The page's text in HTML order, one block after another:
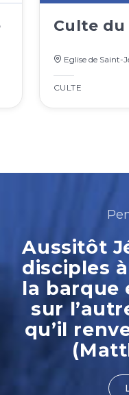
Culte du
Eglise de Saint-
CULTE
Aussitôt
disciples
la barque
sur
qu’il